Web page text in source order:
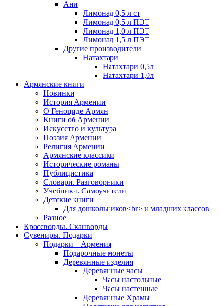
Ани
Лимонад 0,5 л ст
Лимонад 0,5 л ПЭТ
Лимонад 1,0 л ПЭТ
Лимонад 1,5 л ПЭТ
Другие производители
Натахтари
Натахтари 0,5л
Натахтари 1,0л
Армянские книги
Новинки
История Армении
О Геноциде Армян
Книги об Армении
Иcкусство и культура
Поэзия Армении
Религия Армении
Армянские классики
Исторические романы
Публицистика
Словари. Разговорники
Учебники. Самоучители
Детские книги
Для дошкольников<br> и младших классов
Разное
Кроссворды. Сканворды
Сувениры. Подарки
Подарки – Армения
Подарочные монеты
Деревянные изделия
Деревянные часы
Часы настольные
Часы настенные
Деревянные Храмы